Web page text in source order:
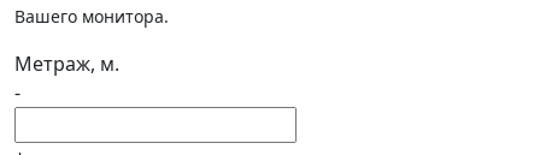
Вашего монитора.
Метраж, м.
-